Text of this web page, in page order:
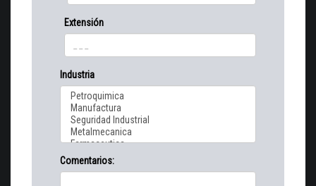
Extensión
Industria
Comentarios: